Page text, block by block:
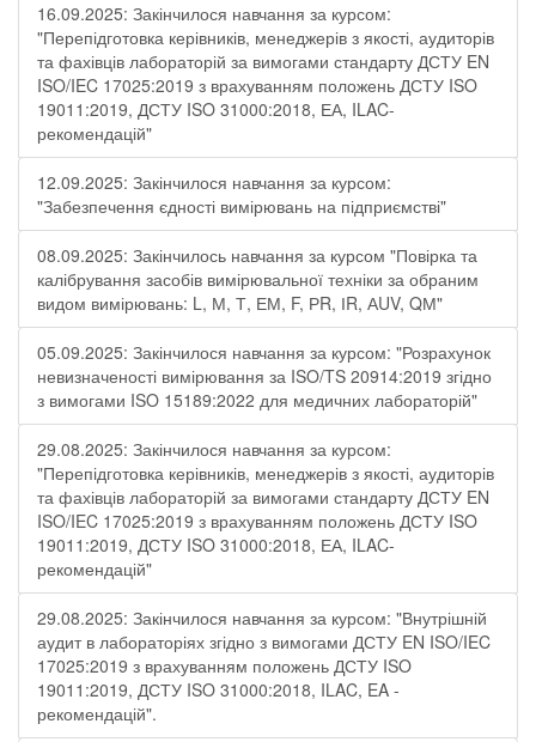
16.09.2025: Закінчилося навчання за курсом:
"Перепідготовка керівників, менеджерів з якості, аудиторів
та фахівців лабораторій за вимогами стандарту ДСТУ EN
ISO/IEC 17025:2019 з врахуванням положень ДСТУ ISO
19011:2019, ДСТУ ISO 31000:2018, ЕА, ILAC-
рекомендацій"
12.09.2025: Закінчилося навчання за курсом:
"Забезпечення єдності вимірювань на підприємстві"
08.09.2025: Закінчилось навчання за курсом "Повірка та
калібрування засобів вимірювальної техніки за обраним
видом вимірювань: L, М, Т, ЕМ, F, РR, ІR, АUV, QМ"
05.09.2025: Закінчилося навчання за курсом: "Розрахунок
невизначеності вимірювання за ISO/TS 20914:2019 згідно
з вимогами ISO 15189:2022 для медичних лабораторій"
29.08.2025: Закінчилося навчання за курсом:
"Перепідготовка керівників, менеджерів з якості, аудиторів
та фахівців лабораторій за вимогами стандарту ДСТУ EN
ISO/IEC 17025:2019 з врахуванням положень ДСТУ ISO
19011:2019, ДСТУ ISO 31000:2018, ЕА, ILAC-
рекомендацій"
29.08.2025: Закінчилося навчання за курсом: "Внутрішній
аудит в лабораторіях згідно з вимогами ДСТУ EN ISO/IEC
17025:2019 з врахуванням положень ДСТУ ISO
19011:2019, ДСТУ ISO 31000:2018, ILAC, EA -
рекомендацій".